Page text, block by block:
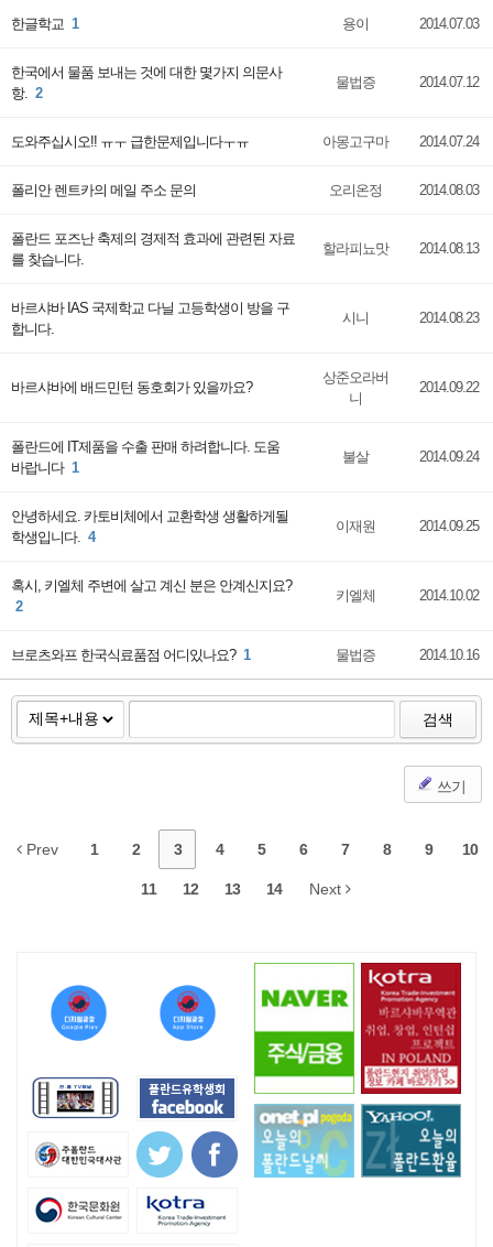
한글학교 1 용이 2014.07.03
한국에서 물품 보내는 것에 대한 몇가지 의문사
항. 2
물법증 2014.07.12
도와주십시오!! ㅠㅜ 급한문제입니다ㅜㅠ 아몽고구마 2014.07.24
폴리안 렌트카의 메일 주소 문의 오리온정 2014.08.03
폴란드 포즈난 축제의 경제적 효과에 관련된 자료
를 찾습니다.
할라피뇨맛 2014.08.13
바르샤바 IAS 국제학교 다닐 고등학생이 방을 구
합니다.
시니 2014.08.23
바르샤바에 배드민턴 동호회가 있을까요?
상준오라버
니
2014.09.22
폴란드에 IT제품을 수출 판매 하려합니다. 도움
바랍니다 1
불살 2014.09.24
안녕하세요. 카토비체에서 교환학생 생활하게될
학생입니다. 4
이재원 2014.09.25
혹시, 키엘체 주변에 살고 계신 분은 안계신지요?
2
키엘체 2014.10.02
브로츠와프 한국식료품점 어디있나요? 1 물법증 2014.10.16
검색
쓰기
Prev 1 2 3 4 5 6 7 8 9 10
11 12 13 14 Next